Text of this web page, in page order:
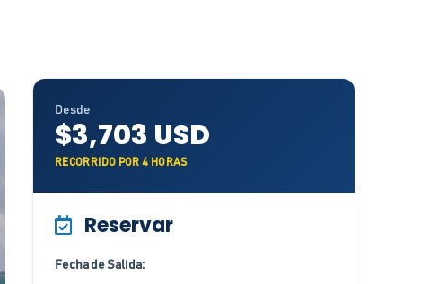
Desde
$3,703 USD
RECORRIDO POR 4 HORAS
Reservar
Fecha de Salida: